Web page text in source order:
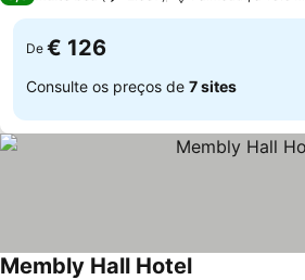
De € 126
Consulte os preços de 7 sites
Membly Hall Hotel